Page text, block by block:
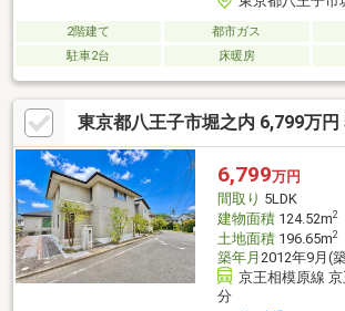
2階建て 都市ガス
駐車2台
床暖房
東京都八王子市堀之内 6,799万円
6,799万円
間取り 5LDK
建物面積124.52m2
土地面積196.65m2
築年月 2012年9月(
京王相模原線
分